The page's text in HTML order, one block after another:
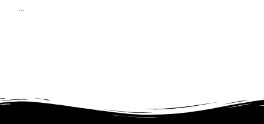
...